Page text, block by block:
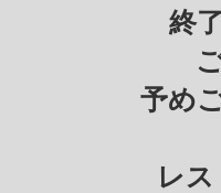
終
予め
レ